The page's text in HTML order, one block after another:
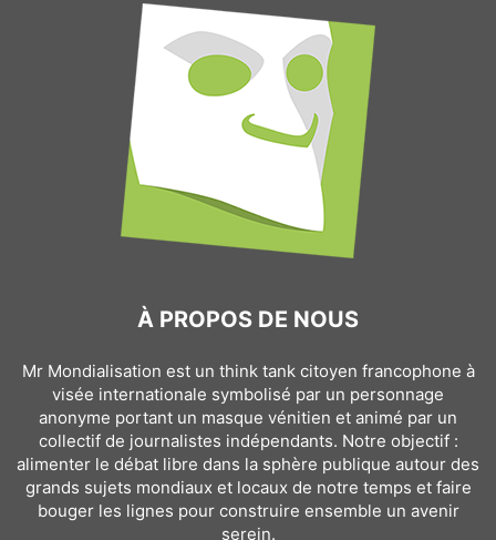
À PROPOS DE NOUS
Mr Mondialisation est un think tank citoyen francophone à
visée internationale symbolisé par un personnage
anonyme portant un masque vénitien et animé par un
collectif de journalistes indépendants. Notre objectif :
alimenter le débat libre dans la sphère publique autour des
grands sujets mondiaux et locaux de notre temps et faire
bouger les lignes pour construire ensemble un avenir
serein.